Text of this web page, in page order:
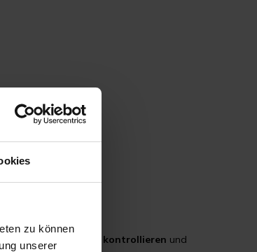
zu können
unserer
kontrollieren und